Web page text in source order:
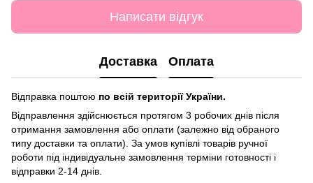
Написати відгук
Доставка Оплата
Відправка поштою по всій території України.
Відправлення здійснюється протягом 3 робочих днів після
отримання замовлення або оплати (залежно від обраного
типу доставки та оплати). За умов купівлі товарів ручної
роботи під індивідуальне замовлення терміни готовності і
відправки 2-14 днів.